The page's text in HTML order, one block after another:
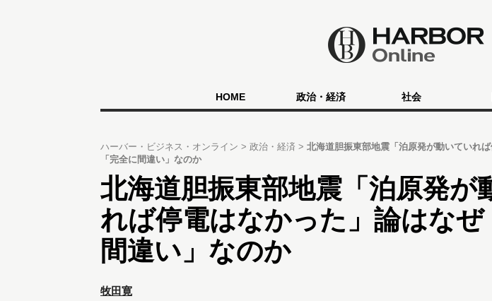
HOME 政治・経済 社会
ハーバー・ビジネス・オンライン 政治・経済
北海道胆振東部地震「泊原発が動いていれ
「完全に間違い」なのか
北海道胆振東部地震「泊原発が
れば停電はなかった」論はなぜ
間違い」なのか
牧田寛